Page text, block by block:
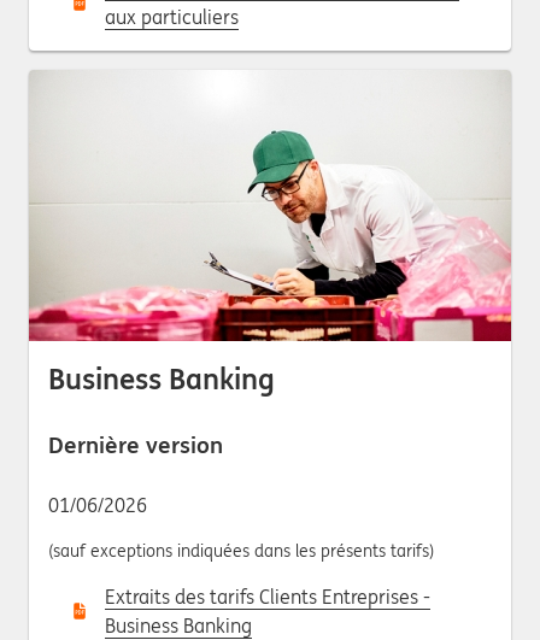
aux particuliers
Business Banking
Dernière version
01/06/2026
(sauf exceptions indiquées dans les présents tarifs)
Extraits des tarifs Clients Entreprises -
Business Banking